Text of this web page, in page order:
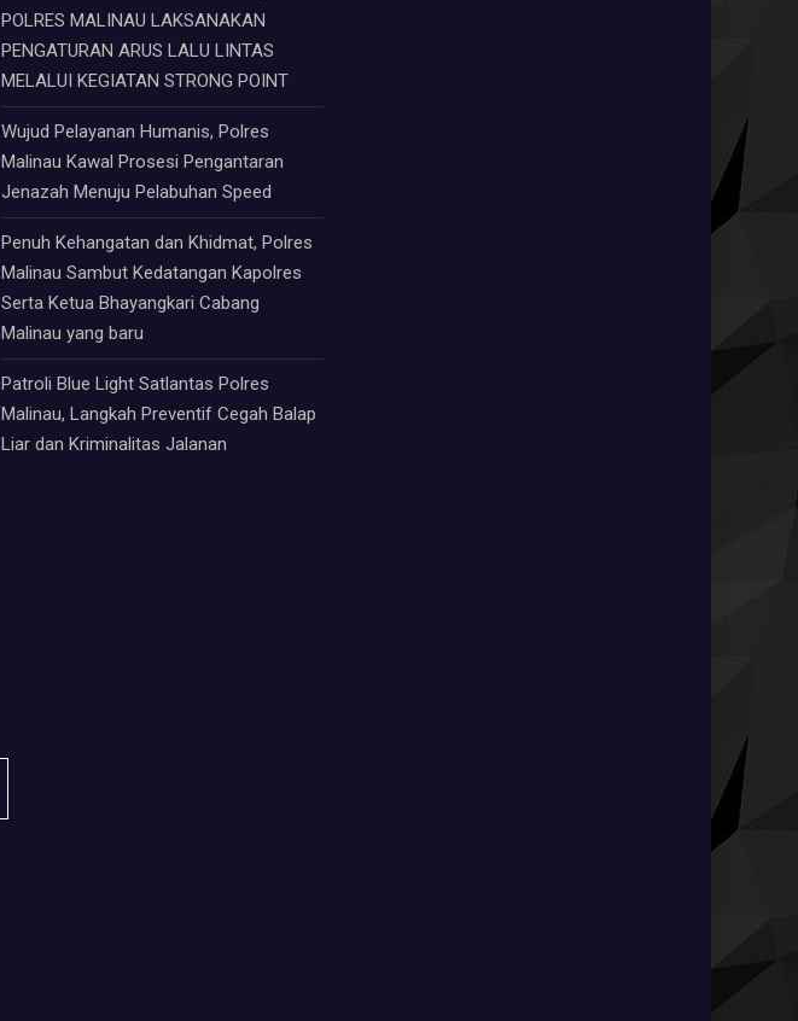
POLRES MALINAU LAKSANAKAN
PENGATURAN ARUS LALU LINTAS
MELALUI KEGIATAN STRONG POINT
Wujud Pelayanan Humanis, Polres
Malinau Kawal Prosesi Pengantaran
Jenazah Menuju Pelabuhan Speed
Penuh Kehangatan dan Khidmat, Polres
Malinau Sambut Kedatangan Kapolres
Serta Ketua Bhayangkari Cabang
Malinau yang baru
Patroli Blue Light Satlantas Polres
Malinau, Langkah Preventif Cegah Balap
Liar dan Kriminalitas Jalanan